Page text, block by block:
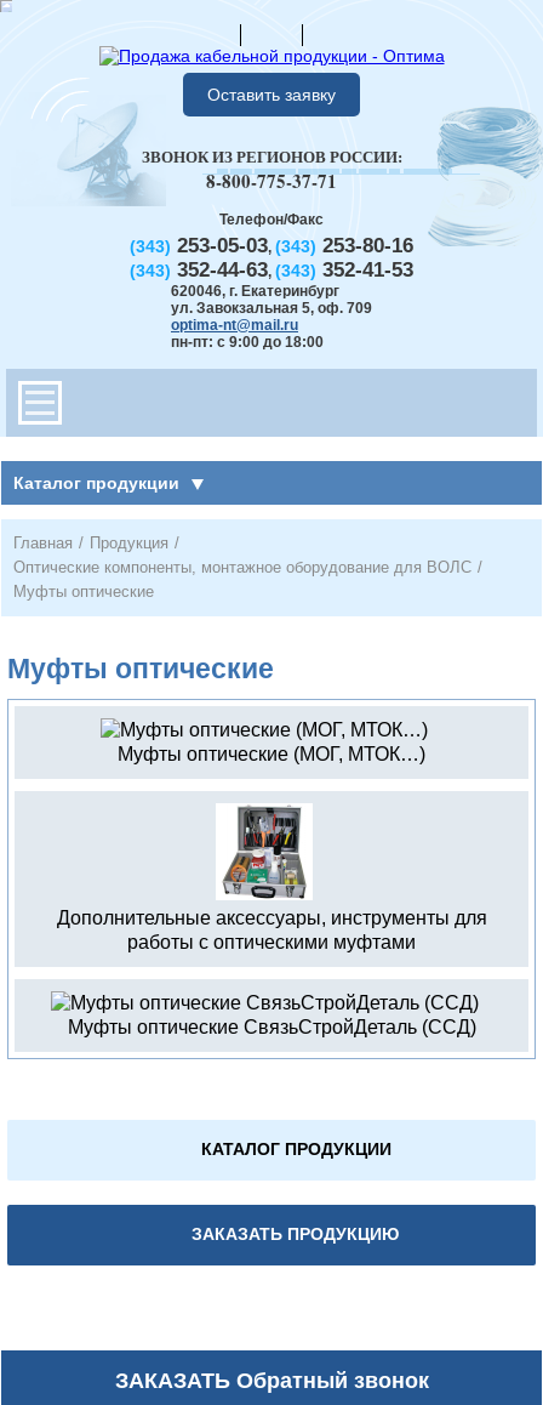
Оставить заявку
Телефон/Факс
(343) 253-05-03, (343) 253-80-16
(343) 352-44-63, (343) 352-41-53
620046, г. Екатеринбург
ул. Завокзальная 5, оф. 709
optima-nt@mail.ru
пн-пт: с 9:00 до 18:00
ЗВОНОК ИЗ РЕГИОНОВ РОССИИ:
8-800-775-37-71
Каталог продукции
Главная / Продукция /
Оптические компоненты, монтажное оборудование для ВОЛС /
Муфты оптические
Муфты оптические
Муфты оптические (МОГ, МТОК…)
Дополнительные аксессуары, инструменты для
работы с оптическими муфтами
Муфты оптические СвязьСтройДеталь (ССД)
КАТАЛОГ ПРОДУКЦИИ
ЗАКАЗАТЬ ПРОДУКЦИЮ
ЗАКАЗАТЬОбратный звонок